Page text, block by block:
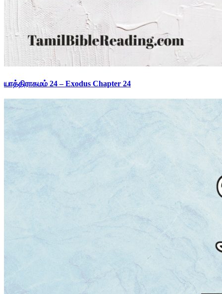
யாத்திராகமம் 24 – Exodus Chapter 24